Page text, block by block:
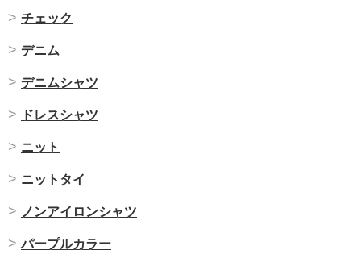
チェック
デニム
デニムシャツ
ドレスシャツ
ニット
ニットタイ
ノンアイロンシャツ
パープルカラー